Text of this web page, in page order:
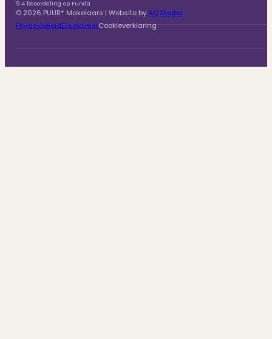
9.4 beoordeling op Funda
© 2026 PUUR* Makelaars | Website byAQ Digital
PrivacybeleidDisclaimerCookieverklaring